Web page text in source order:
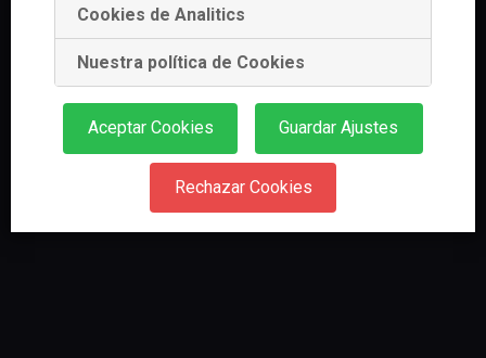
Cookies de Analitics
Nuestra política de Cookies
Aceptar Cookies Guardar Ajustes
Rechazar Cookies